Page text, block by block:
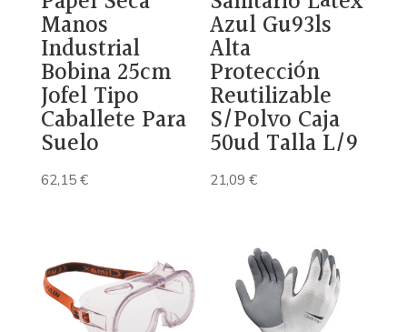
Manos
Industrial
Bobina 25cm
Jofel Tipo
Caballete Para
Suelo
62,15€
Azul Gu93ls
Alta
Protección
Reutilizable
S/Polvo Caja
50ud Talla L/9
21,09€